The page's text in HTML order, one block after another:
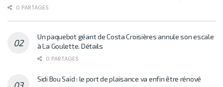
0 PARTAGES
Un paquebot géant de Costa Croisières annule son escale
à La Goulette. Détails
0 PARTAGES
Sidi Bou Saïd : le port de plaisance va enfin être rénové